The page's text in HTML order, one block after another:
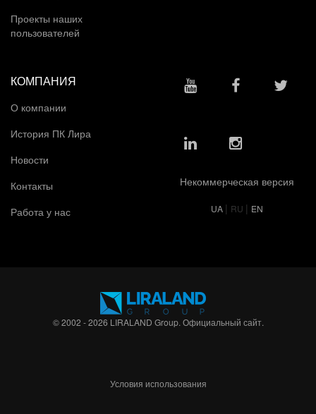
Проекты наших
пользователей
КОМПАНИЯ
О компании
История ПК Лира
Новости
Контакты
Работа у нас
Некоммерческая версия
UA | RU | EN
© 2002 - 2026 LIRALAND Group. Официальный сайт.
Условия использования